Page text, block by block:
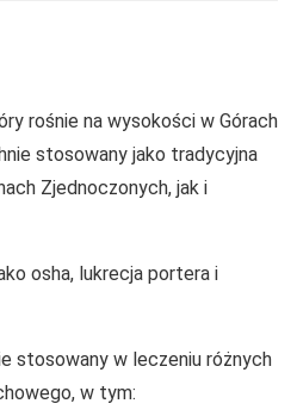
rośnie na wysokości w Górach
stosowany jako tradycyjna
Zjednoczonych, jak i
osha, lukrecja portera i
stosowany w leczeniu różnych
w tym: